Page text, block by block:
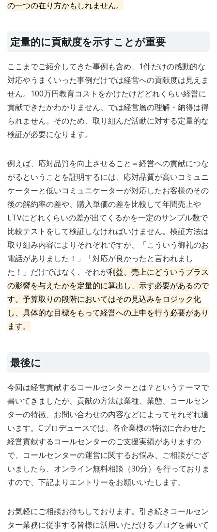
の一つの在り方かもしれません。
定量的に貢献度を示すことが重要
ここまでご紹介してきた事例も含め、1件だけの感動的な
対応やうまくいった事例だけでは経営への貢献度は見えま
せん。100万円教育コストをかけたけどどれくらい経営に
貢献できたかわかりません、では経営層の理解・納得は得
られません。そのため、取り組んだ活動に対する定量的な
検証が必要になります。
例えば、応対品質を向上させること＝経営への貢献につな
がるということを証明するには、応対品質が高いコミュニ
ケーターと低いコミュニケーターが対応したお客様のその
後の解約率の差や、購入単価の差を比較して年間売上や
LTVにどれくらいの差が出てくるかを一定のサンプル数で
比較テストをして検証しなければいけません。検証方法は
取り組み内容によりそれぞれですが、「こういう御礼のお
電話がありました！」「対応が良かったと言われまし
た！」だけではなく、それが利益、売上にどういうプラス
の影響を与えたかを定量的に算出し、示す必要があるので
す。予算取りの段階においてはその見込みをロジック化
し、具体的な目標をもって経営への上申を行う必要があり
ます。
最後に
今回は経営貢献するコールセンターとは？というテーマで
書いてきましたが、貢献の方法は業種、業態、コールセン
ターの特徴、お問い合わせの内容などによってそれぞれ違
います。Cプロデュースでは、各企業様の特徴に合わせた
経営貢献するコールセンターのご支援実績がありますの
で、コールセンターの運営に関するお悩み、ご相談がござ
いましたら、オンライン無料相談（30分）を行っておりま
すので、下記よりエントリーをお願いいたします。
お気軽にご相談お待ちしております。引き続きコールセン
ター業務に従事する皆様に活用いただけるブログを書いて